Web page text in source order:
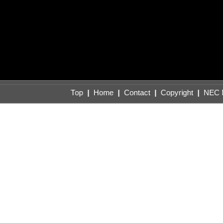
Top | Home | Contact | Copyright | NEC